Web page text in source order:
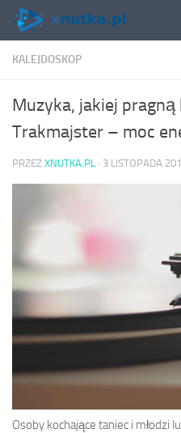
Skip to content
KALEJDOSKOP
Muzyka, jakiej pragną
Trakmajster – moc
PRZEZ XNUTKA.PL · 3 LISTOPADA
Osoby kochające taniec i młodzi